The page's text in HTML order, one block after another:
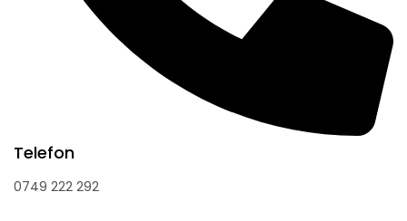
Telefon
0749 222 292